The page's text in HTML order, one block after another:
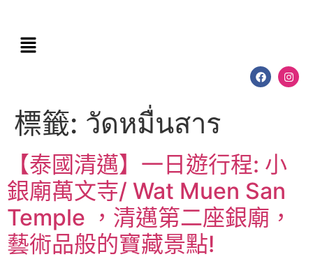
標籤: วัดหมื่นสาร
【泰國清邁】一日遊行程: 小
銀廟萬文寺/ Wat Muen San
Temple ，清邁第二座銀廟，
藝術品般的寶藏景點!